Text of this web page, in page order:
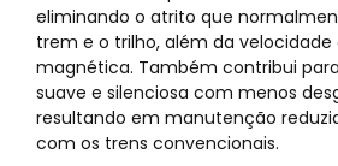
eliminando o atrito que
trem e o trilho, além da
magnética. Também contribui
suave e silenciosa com menos
resultando em manutenção
com os trens convencionais.